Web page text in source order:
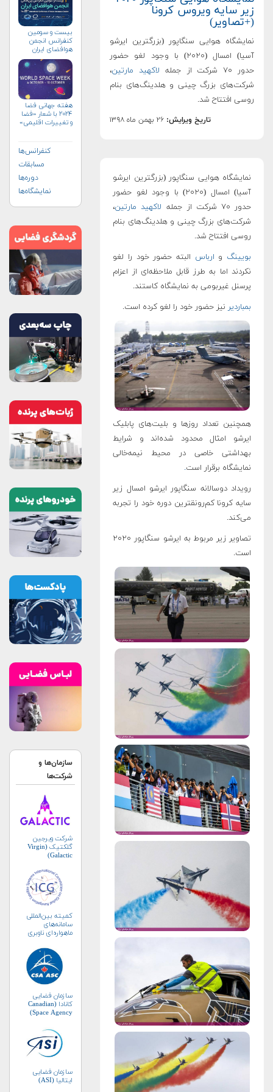
زیر سایه ویروس کرونا
(+تصاویر)
نمایشگاه هوایی سنگاپور (بزرگترین ایرشو
آسیا) امسال (۲۰۲۰) با وجود لغو حضور
حدور ۷۰ شرکت از جمله
لاکهید مارتین،
شرکت‌های بزرگ چینی و هلدینگ‌های بنام
روسی افتتاح شد.
تاریخ ویرایش: ۲۶ بهمن ماه ۱۳۹۸
نمایشگاه هوایی سنگاپور (بزرگترین ایرشو
آسیا) امسال (۲۰۲۰) با وجود لغو حضور
حدور ۷۰ شرکت از جمله
لاکهید مارتین،
شرکت‌های بزرگ چینی و هلدینگ‌های بنام
روسی افتتاح شد.
بویینگ و ارباس البته حضور خود را لغو
نکردند اما به طرز قابل ملاحظه‌ای از اعزام
پرسنل غیربومی به نمایشگاه کاستند.
بمباردیر نیز حضور خود را لغو کرده است.
همچنین تعداد روزها و بلیت‌های پابلیک
ایرشو امثال محدود شده‌اند و شرایط
بهداشتی خاصی در محیط نیمه‌خالی
نمایشگاه برقرار است.
رویداد دوسالانه سنگاپور ایرشو امسال زیر
سایه کرونا کم‌رونقترین دوره خود را تجربه
می‌کند.
تصاویر زیر مربوط به ایرشو سنگاپور ۲۰۲۰
است.
بیست و سومین
کنفرانس انجمن
هوافضای ايران
هفته جهانی فضا
۲۰۲۴ با شعار «فضا
و تغییرات اقلیمی»
کنفرانس‌ها
مسابقات
دوره‌ها
نمایشگاه‌ها
سازمان‌ها و
شرکت‌ها
شرکت ویرجین
گلکتیک (Virgin
Galactic)
کمیته بین‌المللی
سامانه‌های
ماهواره‌ای ناوبری
سازمان فضایی
کانادا (Canadian
Space Agency)
سازمان فضایی
ایتالیا (ASI)